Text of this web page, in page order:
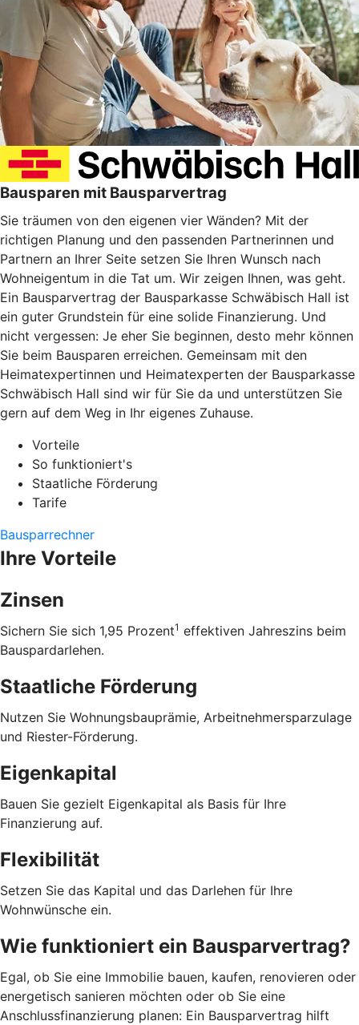
Bausparen mit Bausparvertrag
Sie träumen von den eigenen vier Wänden? Mit der
richtigen Planung und den passenden Partnerinnen und
Partnern an Ihrer Seite setzen Sie Ihren Wunsch nach
Wohneigentum in die Tat um. Wir zeigen Ihnen, was geht.
Ein Bausparvertrag der Bausparkasse Schwäbisch Hall ist
ein guter Grundstein für eine solide Finanzierung. Und
nicht vergessen: Je eher Sie beginnen, desto mehr können
Sie beim Bausparen erreichen. Gemeinsam mit den
Heimatexpertinnen und Heimatexperten der Bausparkasse
Schwäbisch Hall sind wir für Sie da und unterstützen Sie
gern auf dem Weg in Ihr eigenes Zuhause.
Vorteile
So funktioniert's
Staatliche Förderung
Tarife
Bausparrechner
Ihre Vorteile
Zinsen
Sichern Sie sich 1,95 Prozent1 effektiven Jahreszins beim
Bauspardarlehen.
Staatliche Förderung
Nutzen Sie Wohnungsbauprämie, Arbeitnehmersparzulage
und Riester-Förderung.
Eigenkapital
Bauen Sie gezielt Eigenkapital als Basis für Ihre
Finanzierung auf.
Flexibilität
Setzen Sie das Kapital und das Darlehen für Ihre
Wohnwünsche ein.
Wie funktioniert ein Bausparvertrag?
Egal, ob Sie eine Immobilie bauen, kaufen, renovieren oder
energetisch sanieren möchten oder ob Sie eine
Anschlussfinanzierung planen: Ein Bausparvertrag hilft